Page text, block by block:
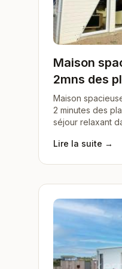
Maison
2mns des
Maison
2 minutes des
séjour relaxant
Lire la suite →